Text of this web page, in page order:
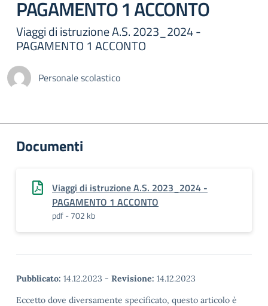
PAGAMENTO 1 ACCONTO
Viaggi di istruzione A.S. 2023_2024 -
PAGAMENTO 1 ACCONTO
Personale scolastico
Documenti
Viaggi di istruzione A.S. 2023_2024 -
PAGAMENTO 1 ACCONTO
pdf - 702 kb
Pubblicato: 14.12.2023 - Revisione: 14.12.2023
Eccetto dove diversamente specificato, questo articolo è